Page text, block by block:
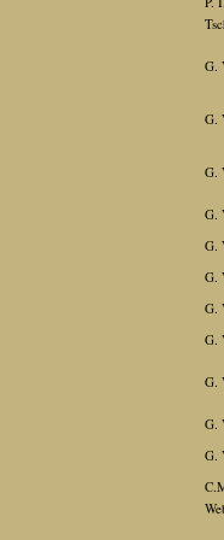
G.
G.
G.
G.
G.
G.
G.
G.
G.
G.
G.